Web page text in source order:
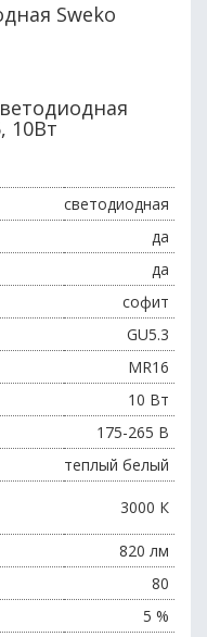
Sweko
10Вт
светодиодная
да
да
софит
GU5.3
MR16
10 Вт
175-265 В
теплый белый
3000 К
820 лм
80
5 %